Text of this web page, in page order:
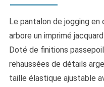
Le pantalon de jogging en
arbore un imprimé
Doté de finitions
rehaussées de détails
taille élastique ajustable